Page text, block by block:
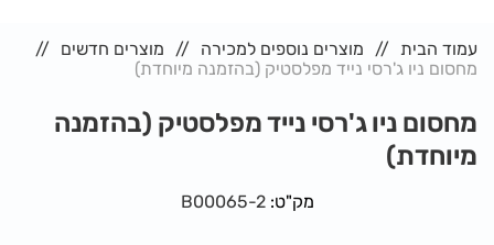
עמוד הבית מוצרים נוספים למכירה
מוצרים חדשים
מחסום ניו ג'רסי נייד מפלסטיק (בהזמנה מיוחדת)
מחסום ניו ג'רסי נייד מפלסטיק (בהזמנה
מיוחדת)
מק"ט:B00065-2